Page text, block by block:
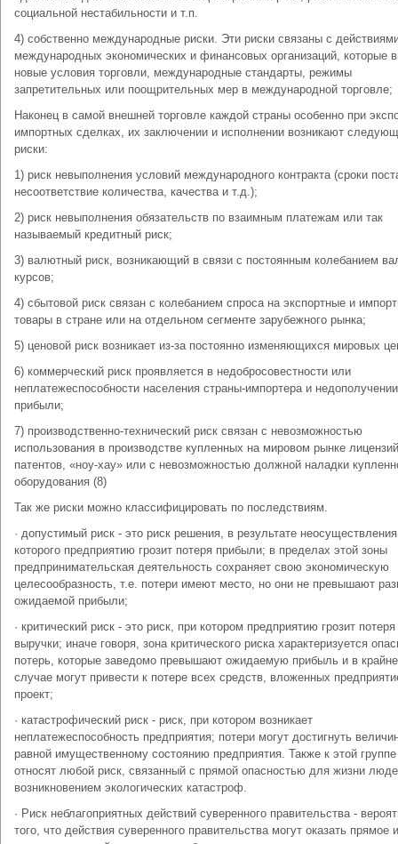
социальной нестабильности и т.п.
4) собственно международные риски. Эти риски связаны с
международных экономических и финансовых организаций, которые
новые условия торговли, международные стандарты, режимы
запретительных или поощрительных мер в международной торговле;
Наконец в самой внешней торговле каждой страны особенно при
импортных сделках, их заключении и исполнении возникают
риски:
1) риск невыполнения условий международного контракта (сроки
несоответствие количества, качества и т.д.);
2) риск невыполнения обязательств по взаимным платежам или так
называемый кредитный риск;
3) валютный риск, возникающий в связи с постоянным колебанием
курсов;
4) сбытовой риск связан с колебанием спроса на экспортные и
товары в стране или на отдельном сегменте зарубежного рынка;
5) ценовой риск возникает из-за постоянно изменяющихся мировых
6) коммерческий риск проявляется в недобросовестности или
неплатежеспособности населения страны-импортера и недополучении
прибыли;
7) производственно-технический риск связан с невозможностью
использования в производстве купленных на мировом рынке
патентов, «ноу-хау» или с невозможностью должной наладки
оборудования (8)
Так же риски можно классифицировать по последствиям.
· допустимый риск - это риск решения, в результате неосуществления
которого предприятию грозит потеря прибыли; в пределах этой зоны
предпринимательская деятельность сохраняет свою экономическую
целесообразность, т.е. потери имеют место, но они не превышают
ожидаемой прибыли;
· критический риск - это риск, при котором предприятию грозит потеря
выручки; иначе говоря, зона критического риска характеризуется
потерь, которые заведомо превышают ожидаемую прибыль и в
случае могут привести к потере всех средств, вложенных
проект;
· катастрофический риск - риск, при котором возникает
неплатежеспособность предприятия; потери могут достигнуть
равной имущественному состоянию предприятия. Также к этой группе
относят любой риск, связанный с прямой опасностью для жизни
возникновением экологических катастроф.
· Риск неблагоприятных действий суверенного правительства -
того, что действия суверенного правительства могут оказать прямое